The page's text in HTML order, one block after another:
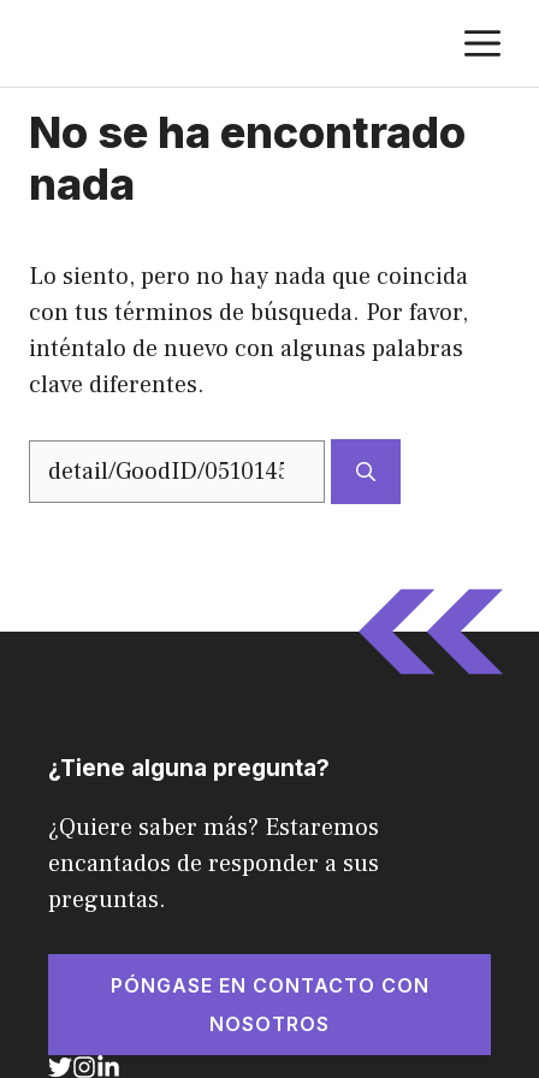
contenido
No se ha encontrado
nada
Lo siento, pero no hay nada que coincida
con tus términos de búsqueda. Por favor,
inténtalo de nuevo con algunas palabras
clave diferentes.
Buscar:
¿Tiene alguna pregunta?
¿Quiere saber más? Estaremos
encantados de responder a sus
preguntas.
PÓNGASE EN CONTACTO CON
NOSOTROS